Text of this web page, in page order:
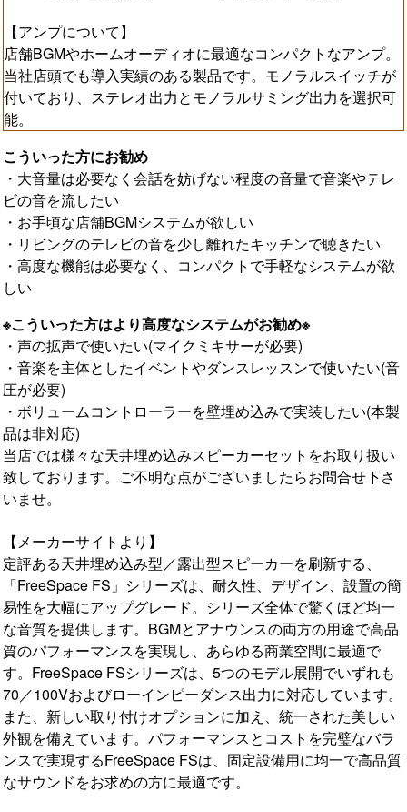
【アンプについて】
店舗BGMやホームオーディオに最適なコンパクトなアンプ。
当社店頭でも導入実績のある製品です。モノラルスイッチが
付いており、ステレオ出力とモノラルサミング出力を選択可
能。
こういった方にお勧め
・大音量は必要なく会話を妨げない程度の音量で音楽やテレ
ビの音を流したい
・お手頃な店舗BGMシステムが欲しい
・リビングのテレビの音を少し離れたキッチンで聴きたい
・高度な機能は必要なく、コンパクトで手軽なシステムが欲
しい
※こういった方はより高度なシステムがお勧め※
・声の拡声で使いたい(マイクミキサーが必要)
・音楽を主体としたイベントやダンスレッスンで使いたい(音
圧が必要)
・ボリュームコントローラーを壁埋め込みで実装したい(本製
品は非対応)
当店では様々な天井埋め込みスピーカーセットをお取り扱い
致しております。ご不明な点がございましたらお問合せ下さ
いませ。
【メーカーサイトより】
定評ある天井埋め込み型／露出型スピーカーを刷新する、
「FreeSpace FS」シリーズは、耐久性、デザイン、設置の簡
易性を大幅にアップグレード。シリーズ全体で驚くほど均一
な音質を提供します。BGMとアナウンスの両方の用途で高品
質のパフォーマンスを実現し、あらゆる商業空間に最適で
す。FreeSpace FSシリーズは、5つのモデル展開でいずれも
70／100Vおよびローインピーダンス出力に対応しています。
また、新しい取り付けオプションに加え、統一された美しい
外観を備えています。パフォーマンスとコストを完璧なバラ
ンスで実現するFreeSpace FSは、固定設備用に均一で高品質
なサウンドをお求めの方に最適です。